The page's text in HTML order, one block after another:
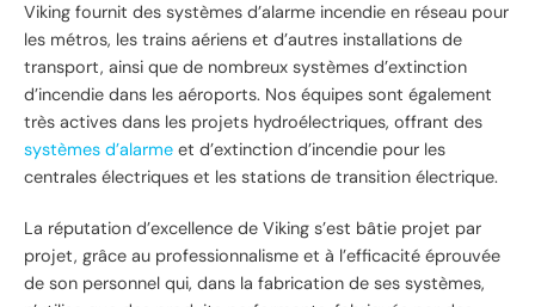
Viking fournit des systèmes d’alarme incendie en réseau pour
les métros, les trains aériens et d’autres installations de
transport, ainsi que de nombreux systèmes d’extinction
d’incendie dans les aéroports. Nos équipes sont également
très actives dans les projets hydroélectriques, offrant des
systèmes d’alarme et d’extinction d’incendie pour les
centrales électriques et les stations de transition électrique.
La réputation d’excellence de Viking s’est bâtie projet par
projet, grâce au professionnalisme et à l’efficacité éprouvée
de son personnel qui, dans la fabrication de ses systèmes,